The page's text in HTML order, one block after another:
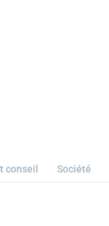
conseil Société